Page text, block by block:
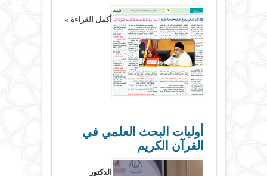
أكمل القراءة »
أوليات البحث العلمي في
القرآن الكريم
الدكتور